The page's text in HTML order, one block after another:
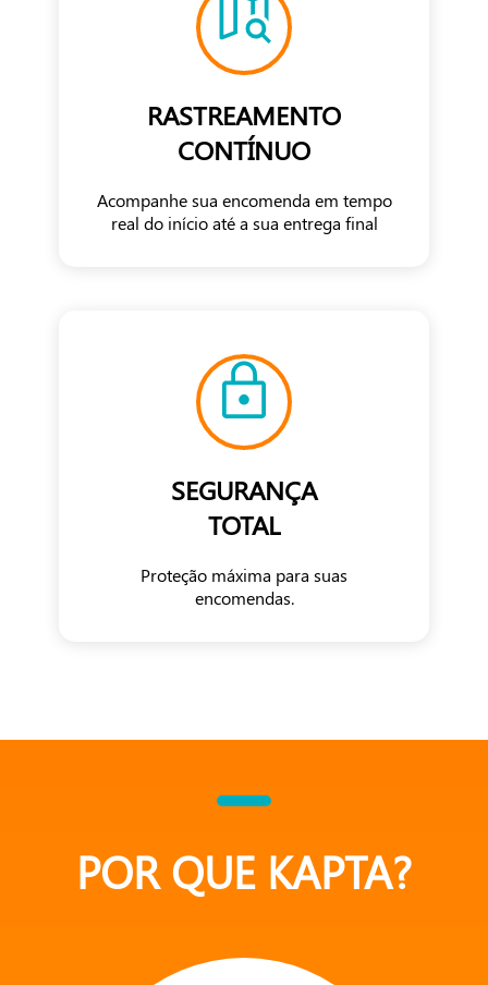
RASTREAMENTO
CONTÍNUO
Acompanhe sua encomenda em tempo
real do início até a sua entrega final
SEGURANÇA
TOTAL
Proteção máxima para suas
encomendas.
POR QUE KAPTA?